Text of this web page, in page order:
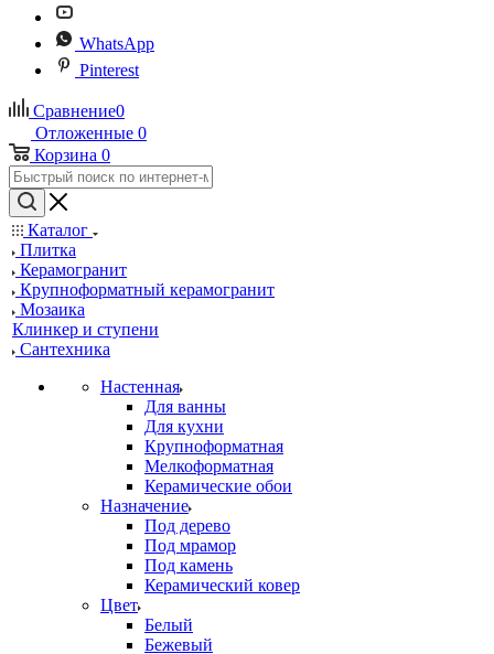
WhatsApp
Pinterest
Сравнение0
Отложенные 0
Корзина 0
Каталог
Плитка
Керамогранит
Крупноформатный керамогранит
Мозаика
Клинкер и ступени
Сантехника
Настенная
Для ванны
Для кухни
Крупноформатная
Мелкоформатная
Керамические обои
Назначение
Под дерево
Под мрамор
Под камень
Керамический ковер
Цвет
Белый
Бежевый